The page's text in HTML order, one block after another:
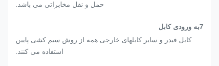
حمل و نقل مخابراتی می باشد.
7به ورودی کابل
کابل فیدر و سایر کابلهای خارجی همه از روش سیم کشی پایین
استفاده می کنند.